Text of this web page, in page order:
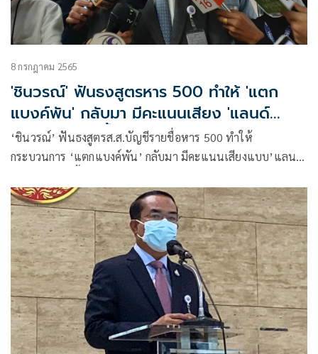
8 กรกฎาคม 2565
'ชินวรณ์' ฟันธงสูตรหาร 500 ทำให้ 'แตก
แบงค์พัน' กลับมา มีคะแนนเสียง 'แลนด์
สไลด์' มากยิ่งขึ้น
‘ชินวรณ์’ ฟันธงสูตรส.ส.บัญชีรายชื่อหาร 500 ทำให้
กระบวนการ ‘แตกแบงค์พัน’ กลับมา มีคะแนนเสียงแบบ’แลนด์
ยันการแก้รธน.ต้องยึดหลักนิติธรรม